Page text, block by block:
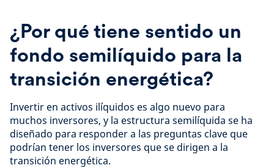
¿Por qué tiene sentido un
fondo semilíquido para la
transición energética?
Invertir en activos ilíquidos es algo nuevo para
muchos inversores, y la estructura semilíquida se ha
diseñado para responder a las preguntas clave que
podrían tener los inversores que se dirigen a la
transición energética.